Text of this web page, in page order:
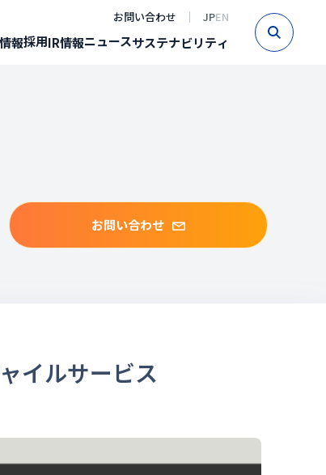
報採用IR情報ニュースサステナビリティ
お問い合わせ JPEN
お問い合わせ
イルサービス